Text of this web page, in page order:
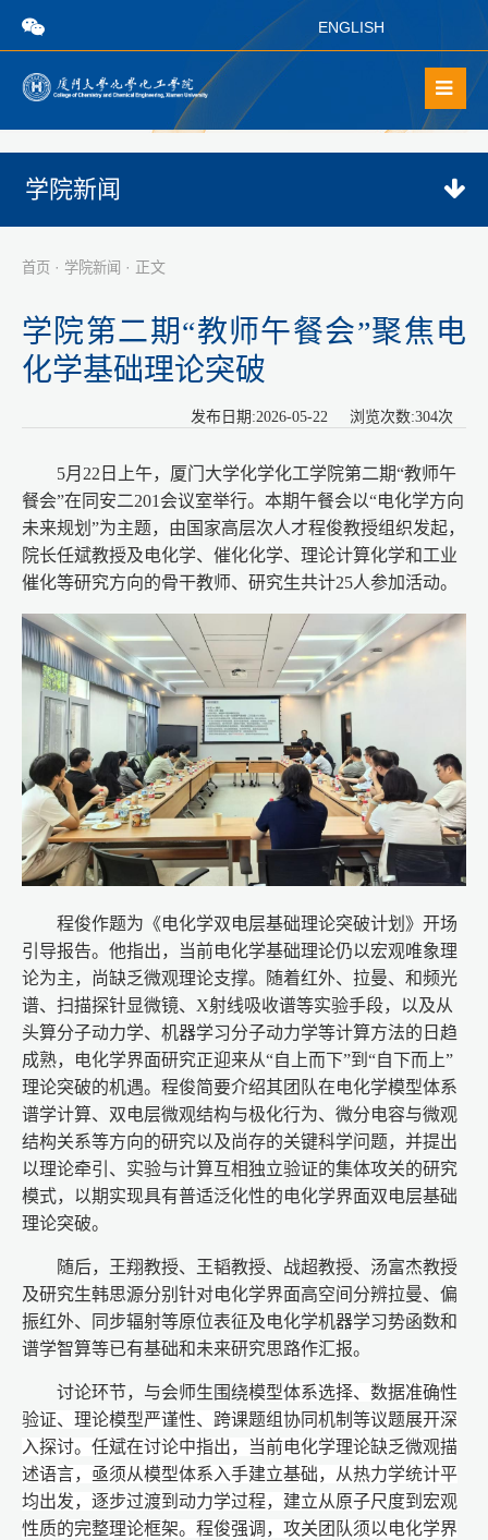
ENGLISH
学院新闻
首页 · 学院新闻 · 正文
学院第二期“教师午餐会”聚焦电
化学基础理论突破
发布日期:2026-05-22 浏览次数:304次
5月22日上午，厦门大学化学化工学院第二期“教师午
餐会”在同安二201会议室举行。本期午餐会以“电化学方向
未来规划”为主题，由国家高层次人才程俊教授组织发起，
院长任斌教授及电化学、催化化学、理论计算化学和工业
催化等研究方向的骨干教师、研究生共计25人参加活动。
程俊作题为《电化学双电层基础理论突破计划》开场
引导报告。他指出，当前电化学基础理论仍以宏观唯象理
论为主，尚缺乏微观理论支撑。随着红外、拉曼、和频光
谱、扫描探针显微镜、X射线吸收谱等实验手段，以及从
头算分子动力学、机器学习分子动力学等计算方法的日趋
成熟，电化学界面研究正迎来从“自上而下”到“自下而上”
理论突破的机遇。程俊简要介绍其团队在电化学模型体系
谱学计算、双电层微观结构与极化行为、微分电容与微观
结构关系等方向的研究以及尚存的关键科学问题，并提出
以理论牵引、实验与计算互相独立验证的集体攻关的研究
模式，以期实现具有普适泛化性的电化学界面双电层基础
理论突破。
随后，王翔教授、王韬教授、战超教授、汤富杰教授
及研究生韩思源分别针对电化学界面高空间分辨拉曼、偏
振红外、同步辐射等原位表征及电化学机器学习势函数和
谱学智算等已有基础和未来研究思路作汇报。
讨论环节，与会师生围绕模型体系选择、数据准确性
验证、理论模型严谨性、跨课题组协同机制等议题展开深
入探讨。任斌在讨论中指出，当前电化学理论缺乏微观描
述语言，亟须从模型体系入手建立基础，从热力学统计平
均出发，逐步过渡到动力学过程，建立从原子尺度到宏观
性质的完整理论框架。程俊强调，攻关团队须以电化学界